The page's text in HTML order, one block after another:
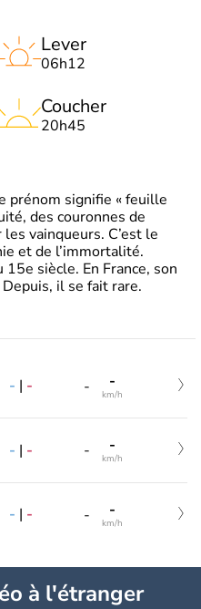
Lever
06h12
Coucher
20h45
prénom signifie « feuille
des couronnes de
vainqueurs. C’est le
et de l’immortalité.
siècle. En France, son
il se fait rare.
- | - - -
km/h
- | - - -
km/h
- | - - -
km/h
à l'étranger